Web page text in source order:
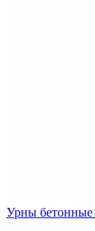
Урны бетонные